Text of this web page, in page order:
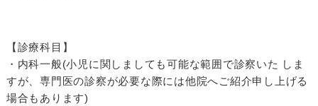
【診療科目】
・内科一般(小児に関しましても可能な範囲で診察いた しま
すが、専門医の診察が必要な際には他院へご紹介申し上げる
場合もあります)